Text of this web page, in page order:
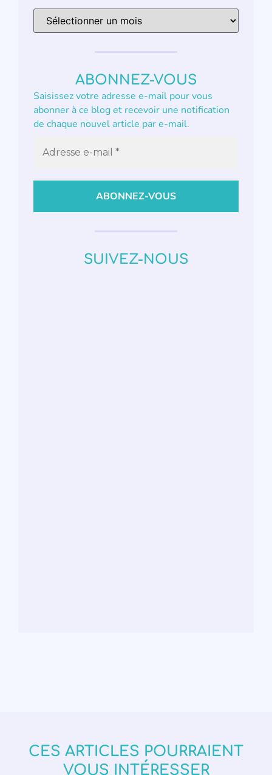
ABONNEZ-VOUS
Saisissez votre adresse e-mail pour vous
abonner à ce blog et recevoir une notification
de chaque nouvel article par e-mail.
SUIVEZ-NOUS
CES ARTICLES POURRAIENT
VOUS INTÉRESSER